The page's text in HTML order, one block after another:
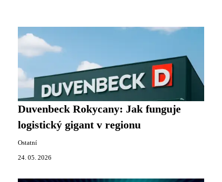
Duvenbeck Rokycany: Jak funguje
logistický gigant v regionu
Ostatní
24. 05. 2026